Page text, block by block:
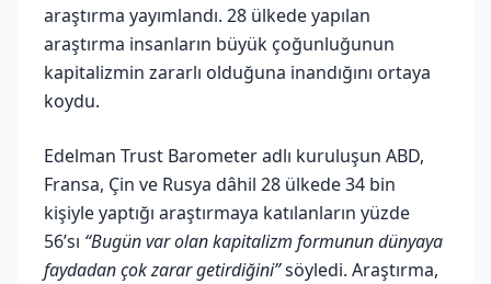
araştırma yayımlandı. 28 ülkede yapılan
araştırma insanların büyük çoğunluğunun
kapitalizmin zararlı olduğuna inandığını ortaya
koydu.
Edelman Trust Barometer adlı kuruluşun ABD,
Fransa, Çin ve Rusya dâhil 28 ülkede 34 bin
kişiyle yaptığı araştırmaya katılanların yüzde
56’sı “Bugün var olan kapitalizm formunun dünyaya
faydadan çok zarar getirdiğini”söyledi. Araştırma,